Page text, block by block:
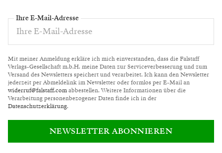
Ihre E-Mail-Adresse
Mit meiner Anmeldung erkläre ich mich einverstanden, dass die Falstaff
Verlags-Gesellschaft m.b.H. meine Daten zur Serviceverbesserung und zum
Versand des Newsletters speichert und verarbeitet. Ich kann den Newsletter
jederzeit per Abmeldelink im Newsletter oder formlos per E-Mail an
widerruf@falstaff.comabbestellen. Weitere Informationen über die
Verarbeitung personenbezogener Daten finde ich in der
Datenschutzerklärung.
NEWSLETTER ABONNIEREN